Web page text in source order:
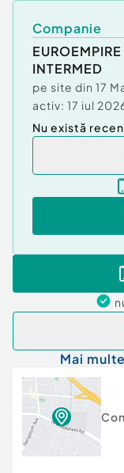
Companie
INTERMED
pe site din 17
activ: 17 iul
Nu există
Mai